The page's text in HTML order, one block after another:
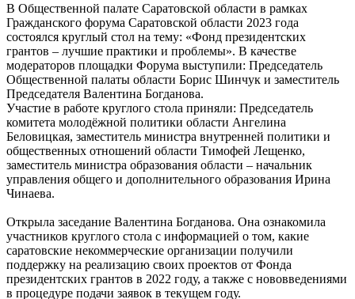
В Общественной палате Саратовской области в рамках
Гражданского форума Саратовской области 2023 года
состоялся круглый стол на тему: «Фонд президентских
грантов – лучшие практики и проблемы». В качестве
модераторов площадки Форума выступили: Председатель
Общественной палаты области Борис Шинчук и заместитель
Председателя Валентина Богданова.
Участие в работе круглого стола приняли: Председатель
комитета молодёжной политики области Ангелина
Беловицкая, заместитель министра внутренней политики и
общественных отношений области Тимофей Лещенко,
заместитель министра образования области – начальник
управления общего и дополнительного образования Ирина
Чинаева.
Открыла заседание Валентина Богданова. Она ознакомила
участников круглого стола с информацией о том, какие
саратовские некоммерческие организации получили
поддержку на реализацию своих проектов от Фонда
президентских грантов в 2022 году, а также с нововведениями
в процедуре подачи заявок в текущем году.